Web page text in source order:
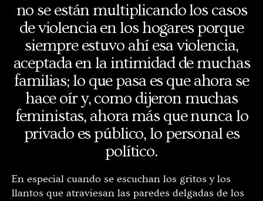
no se están multiplicando los casos
de violencia en los hogares porque
siempre estuvo ahí esa violencia,
aceptada en la intimidad de muchas
familias; lo que pasa es que ahora se
hace oír y, como dijeron muchas
feministas, ahora más que nunca lo
privado es público, lo personal es
político.
En especial cuando se escuchan los gritos y los
llantos que atraviesan las paredes delgadas de los